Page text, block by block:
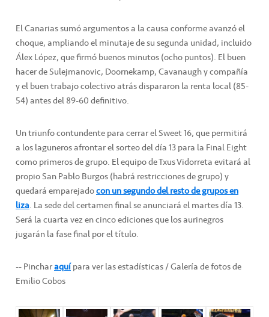
El Canarias sumó argumentos a la causa conforme avanzó el
choque, ampliando el minutaje de su segunda unidad, incluido
Álex López, que firmó buenos minutos (ocho puntos). El buen
hacer de Sulejmanovic, Doornekamp, Cavanaugh y compañía
y el buen trabajo colectivo atrás dispararon la renta local (85-
54) antes del 89-60 definitivo.
Un triunfo contundente para cerrar el Sweet 16, que permitirá
a los laguneros afrontar el sorteo del día 13 para la Final Eight
como primeros de grupo. El equipo de Txus Vidorreta evitará al
propio San Pablo Burgos (habrá restricciones de grupo) y
quedará emparejadocon un segundo del resto de grupos en
liza. La sede del certamen final se anunciará el martes día 13.
Será la cuarta vez en cinco ediciones que los aurinegros
jugarán la fase final por el título.
-- Pincharaquípara ver las estadísticas / Galería de fotos de
Emilio Cobos